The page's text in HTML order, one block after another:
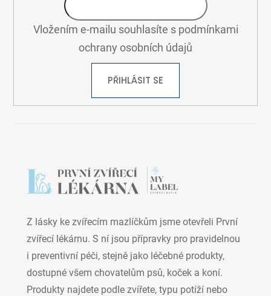
Vložením e-mailu souhlasíte s podmínkami
ochrany osobních údajů
PŘIHLÁSIT SE
Z lásky ke zvířecím mazlíčkům jsme otevřeli První
zvířecí lékárnu. S ní jsou přípravky pro pravidelnou
i preventivní péči, stejně jako léčebné produkty,
dostupné všem chovatelům psů, koček a koní.
Produkty najdete podle zvířete, typu potíží nebo